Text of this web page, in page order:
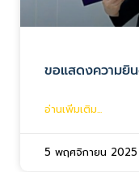
ขอแสดงความยิ
อ่านเพิ่มเติม...
5 พฤศจิกายน 2025